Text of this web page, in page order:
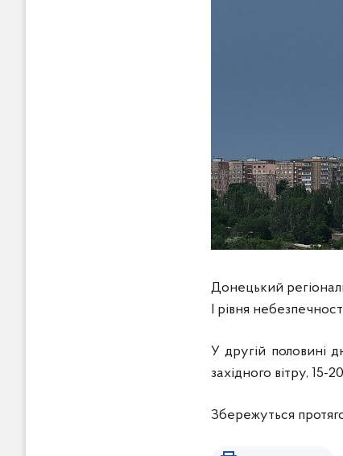
Донецький
I рівня
У другій половині
західного вітру, 15-
Збережуться